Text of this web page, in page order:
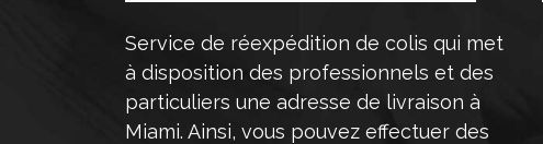
Service de réexpédition de colis qui met
à disposition des professionnels et des
particuliers une adresse de livraison à
Miami. Ainsi, vous pouvez effectuer des